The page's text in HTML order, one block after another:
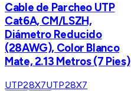
Cable de Parcheo UTP
Cat6A, CM/LSZH,
Diámetro Reducido
(28AWG), Color Blanco
Mate, 2.13 Metros (7 Pies)
UTP28X7UTP28X7